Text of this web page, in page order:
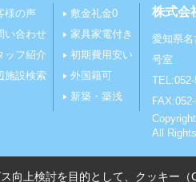
様の声
い合わせ
ッフ紹介
施設検索
敷金礼金0
家具家電付き
初期費用安い
外国籍可
新築・築浅
株式会
愛知県
号室
All
向上検討を目的として、クッキー（